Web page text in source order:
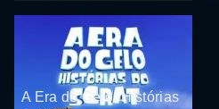
A Era do Gelo: Histórias